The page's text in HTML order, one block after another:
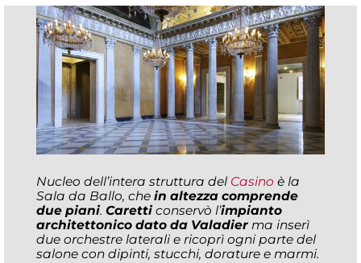
Nucleo dell’intera struttura del Casino è la
Sala da Ballo, che in altezza comprende
due piani. Caretti conservò l’impianto
architettonico dato da Valadier ma inserì
due orchestre laterali e ricoprì ogni parte del
salone con dipinti, stucchi, dorature e marmi.